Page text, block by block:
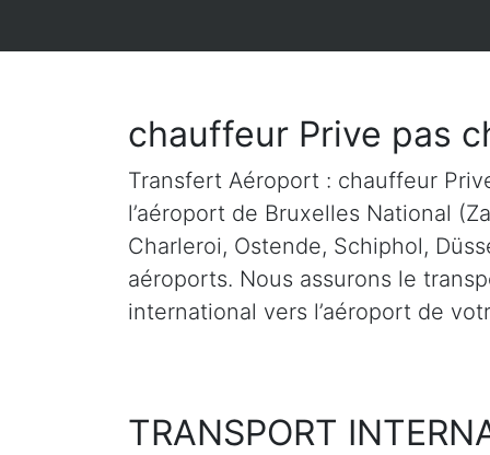
chauffeur Prive pas
Transfert Aéroport : chauffeur
l’aéroport de Bruxelles National
Charleroi, Ostende, Schiphol,
aéroports. Nous assurons le
international vers l’aéroport de
TRANSPORT